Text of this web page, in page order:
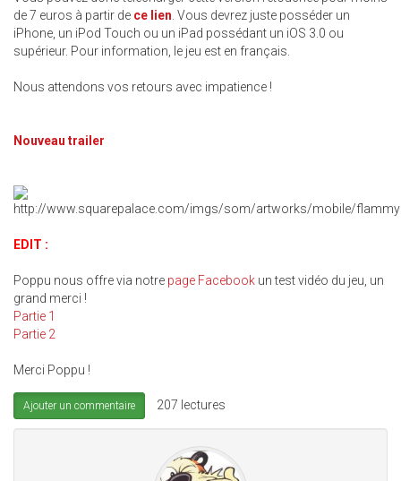
de 7 euros à partir de ce lien . Vous devrez juste posséder un
iPhone, un iPod Touch ou un iPad possédant un iOS 3.0 ou
supérieur. Pour information, le jeu est en français.
Nous attendons vos retours avec impatience !
Nouveau trailer
EDIT :
Poppu nous offre via notre page Facebook un test vidéo du jeu, un
grand merci !
Partie 1
Partie 2
Merci Poppu !
Ajouter un commentaire 207 lectures